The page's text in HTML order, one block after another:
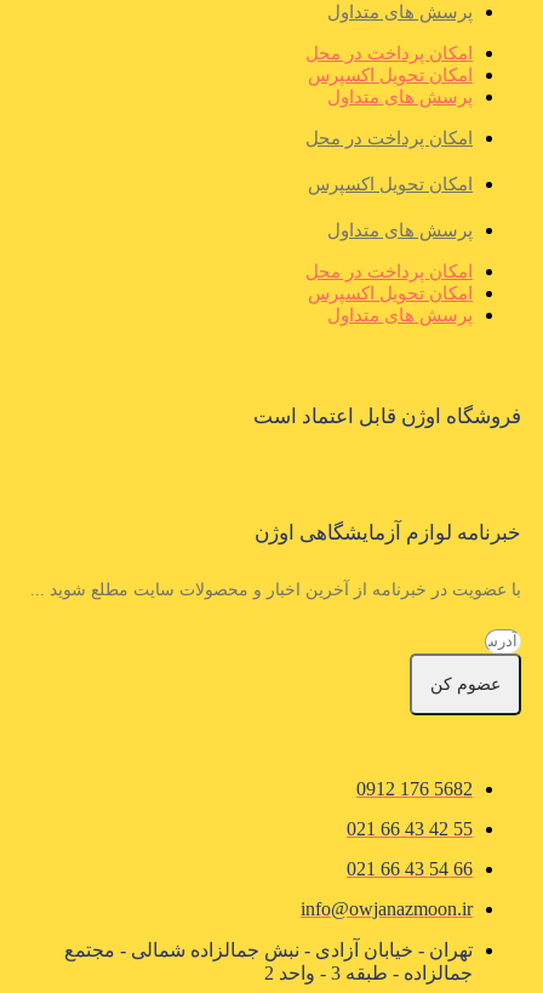
پرسش های متداول
امکان پرداخت در محل
امکان تحویل اکسپرس
پرسش های متداول
امکان پرداخت در محل
امکان تحویل اکسپرس
پرسش های متداول
امکان پرداخت در محل
امکان تحویل اکسپرس
پرسش های متداول
فروشگاه اوژن قابل اعتماد است
خبرنامه لوازم آزمایشگاهی اوژن
با عضویت در خبرنامه از آخرین اخبار و محصولات سایت مطلع شوید ...
عضوم کن
5682 176 0912
55 42 43 66 021
66 54 43 66 021
info@owjanazmoon.ir
تهران - خیابان آزادی - نبش جمالزاده شمالی - مجتمع
جمالزاده - طبقه 3 - واحد 2